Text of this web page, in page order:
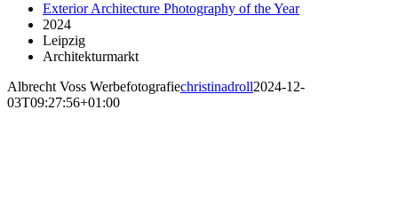
Exterior Architecture Photography of the Year
2024
Leipzig
Architekturmarkt
Albrecht Voss Werbefotografiechristinadroll2024-12-
03T09:27:56+01:00